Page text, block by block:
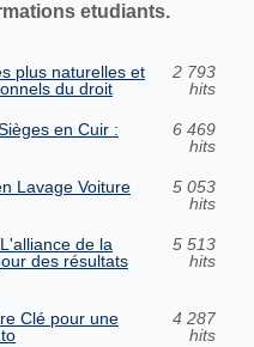
etudiants.
plus naturelles et
du droit
2 793
hits
en Cuir :
6 469
hits
Lavage Voiture
5 053
hits
de la
des résultats
5 513
hits
Clé pour une
4 287
hits